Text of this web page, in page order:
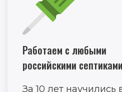
Работаем с любыми
российскими септиками
За 10 лет научились